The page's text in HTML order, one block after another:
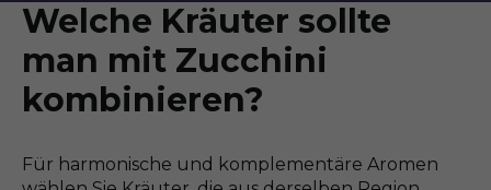
Welche Kräuter sollte
man mit Zucchini
kombinieren?
Für harmonische und komplementäre Aromen